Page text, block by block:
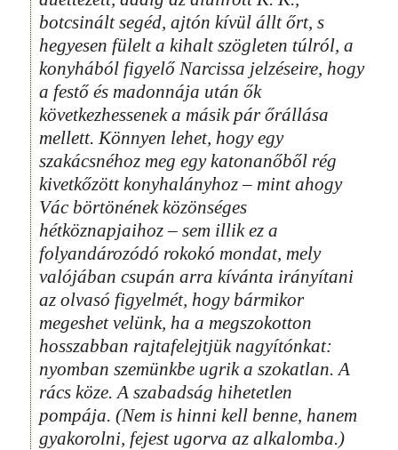
botcsinált segéd, ajtón kívül állt őrt, s
hegyesen fülelt a kihalt szögleten túlról, a
konyhából figyelő Narcissa jelzéseire, hogy
a festő és madonnája után ők
következhessenek a másik pár őrállása
mellett. Könnyen lehet, hogy egy
szakácsnéhoz meg egy katonanőből rég
kivetkőzött konyhalányhoz – mint ahogy
Vác börtönének közönséges
hétköznapjaihoz – sem illik ez a
folyandározódó rokokó mondat, mely
valójában csupán arra kívánta irányítani
az olvasó figyelmét, hogy bármikor
megeshet velünk, ha a megszokotton
hosszabban rajtafelejtjük nagyítónkat:
nyomban szemünkbe ugrik a szokatlan. A
rács köze. A szabadság hihetetlen
pompája. (Nem is hinni kell benne, hanem
gyakorolni, fejest ugorva az alkalomba.)